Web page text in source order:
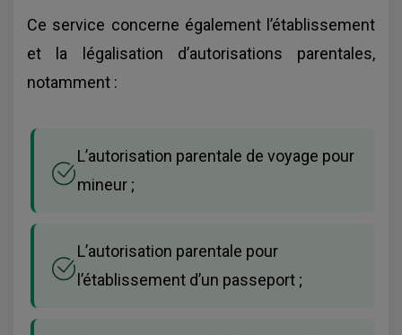
Ce service concerne également l’établissement
et la légalisation d’autorisations parentales,
notamment :
L’autorisation parentale de voyage pour
mineur ;
L’autorisation parentale pour
l’établissement d’un passeport ;